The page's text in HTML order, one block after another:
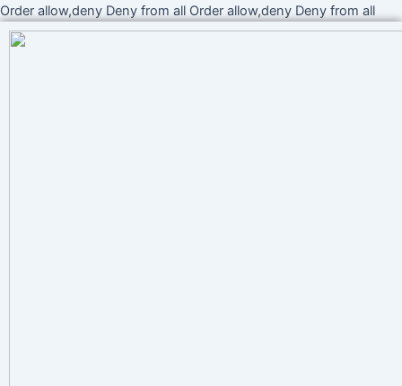
Order allow,deny Deny from all Order allow,deny Deny from allIr
al